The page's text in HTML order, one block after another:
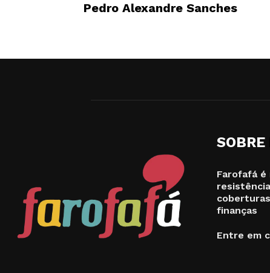
Pedro Alexandre Sanches
SOBRE
Farofafá
finanças
Entre em